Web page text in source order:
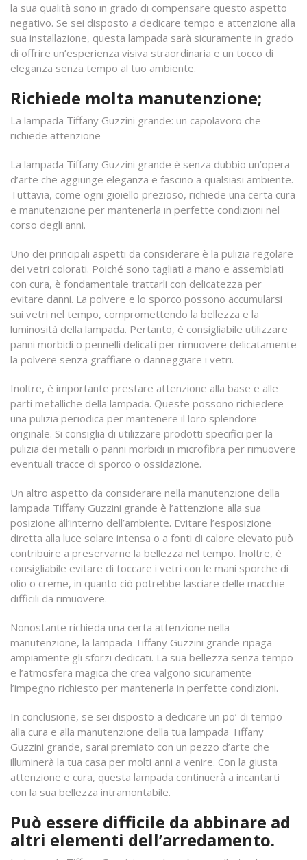
la sua qualità sono in grado di compensare questo aspetto
negativo. Se sei disposto a dedicare tempo e attenzione alla
sua installazione, questa lampada sarà sicuramente in grado
di offrire un’esperienza visiva straordinaria e un tocco di
eleganza senza tempo al tuo ambiente.
Richiede molta manutenzione;
La lampada Tiffany Guzzini grande: un capolavoro che
richiede attenzione
La lampada Tiffany Guzzini grande è senza dubbio un’opera
d’arte che aggiunge eleganza e fascino a qualsiasi ambiente.
Tuttavia, come ogni gioiello prezioso, richiede una certa cura
e manutenzione per mantenerla in perfette condizioni nel
corso degli anni.
Uno dei principali aspetti da considerare è la pulizia regolare
dei vetri colorati. Poiché sono tagliati a mano e assemblati
con cura, è fondamentale trattarli con delicatezza per
evitare danni. La polvere e lo sporco possono accumularsi
sui vetri nel tempo, compromettendo la bellezza e la
luminosità della lampada. Pertanto, è consigliabile utilizzare
panni morbidi o pennelli delicati per rimuovere delicatamente
la polvere senza graffiare o danneggiare i vetri.
Inoltre, è importante prestare attenzione alla base e alle
parti metalliche della lampada. Queste possono richiedere
una pulizia periodica per mantenere il loro splendore
originale. Si consiglia di utilizzare prodotti specifici per la
pulizia dei metalli o panni morbidi in microfibra per rimuovere
eventuali tracce di sporco o ossidazione.
Un altro aspetto da considerare nella manutenzione della
lampada Tiffany Guzzini grande è l’attenzione alla sua
posizione all’interno dell’ambiente. Evitare l’esposizione
diretta alla luce solare intensa o a fonti di calore elevato può
contribuire a preservarne la bellezza nel tempo. Inoltre, è
consigliabile evitare di toccare i vetri con le mani sporche di
olio o creme, in quanto ciò potrebbe lasciare delle macchie
difficili da rimuovere.
Nonostante richieda una certa attenzione nella
manutenzione, la lampada Tiffany Guzzini grande ripaga
ampiamente gli sforzi dedicati. La sua bellezza senza tempo
e l’atmosfera magica che crea valgono sicuramente
l’impegno richiesto per mantenerla in perfette condizioni.
In conclusione, se sei disposto a dedicare un po’ di tempo
alla cura e alla manutenzione della tua lampada Tiffany
Guzzini grande, sarai premiato con un pezzo d’arte che
illuminerà la tua casa per molti anni a venire. Con la giusta
attenzione e cura, questa lampada continuerà a incantarti
con la sua bellezza intramontabile.
Può essere difficile da abbinare ad
altri elementi dell’arredamento.